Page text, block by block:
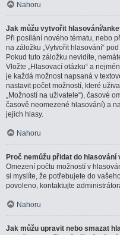
Nahoru
Jak můžu vytvořit hlasování/
Při posílání nového tématu, nebo
na záložku „Vytvořit hlasování“
Pokud tuto záložku nevidíte,
Vložte „Hlasovací otázku“ a
je každá možnost napsaná v
nastavit počet možností, které
„Možností na uživatele“), časové
časově neomezené hlasování) a
jejich hlasy.
Nahoru
Proč nemůžu přidat do hlasování
Omezení počtu možností v
si myslíte, že potřebujete do
povoleno, kontaktujte
Nahoru
Jak můžu upravit nebo smazat